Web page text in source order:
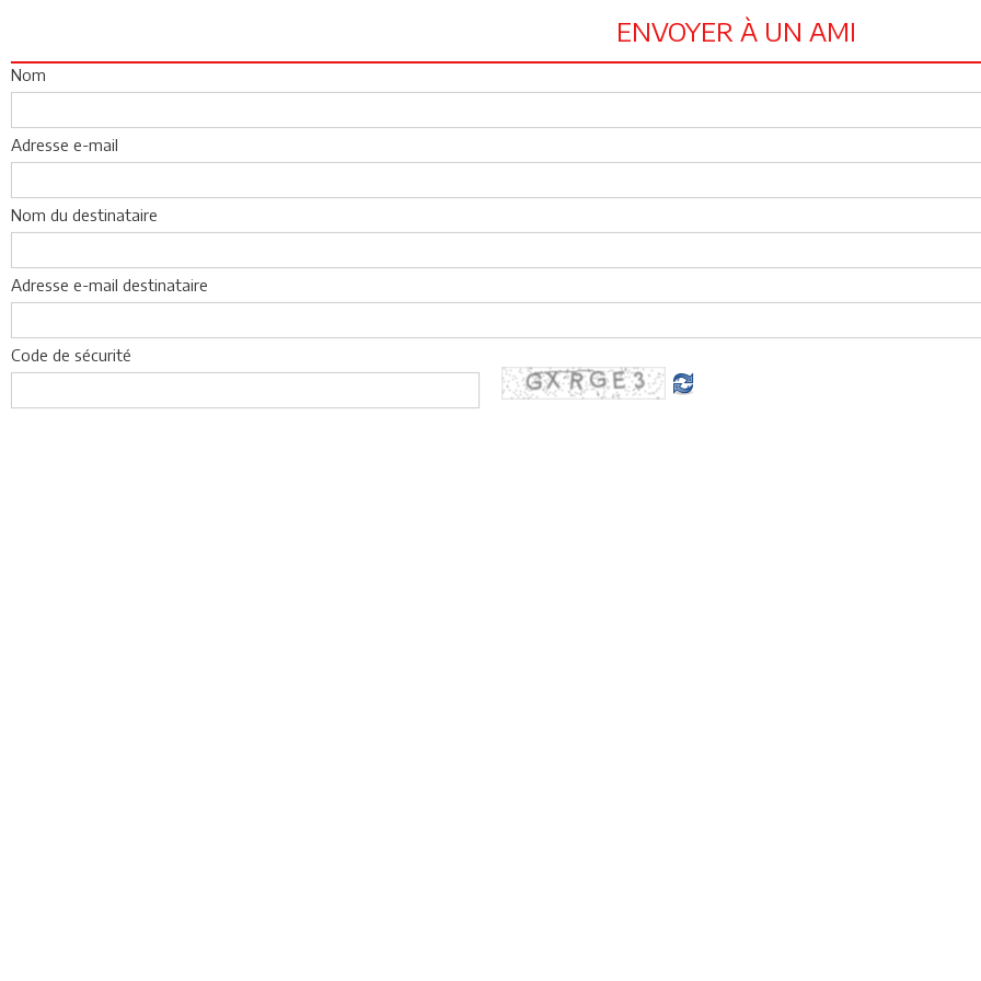
ENVOYER À UN AMI
Nom
Adresse e-mail
Nom du destinataire
Adresse e-mail destinataire
Code de sécurité